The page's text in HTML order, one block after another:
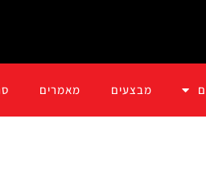
מבצעים מאמרים